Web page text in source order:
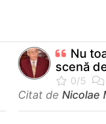
Nu
scenă
Citat de Nicolae